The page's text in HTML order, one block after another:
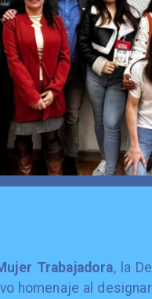
Trabajadora, la
homenaje al